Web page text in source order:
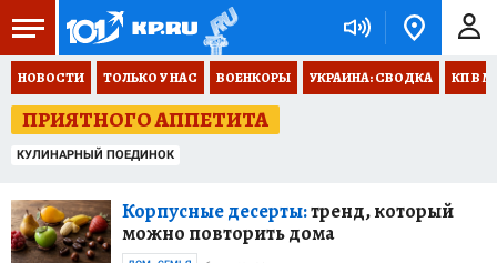
НОВОСТИ ТОЛЬКО У НАС ВОЕНКОРЫ УКРАИНА: СВОДКА КП В
ПРИЯТНОГО АППЕТИТА
КУЛИНАРНЫЙ ПОЕДИНОК
Корпусные десерты:тренд, который
можно повторить дома